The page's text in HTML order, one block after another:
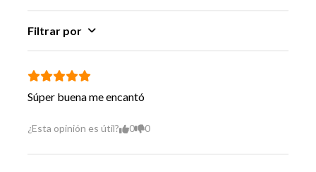
Hecho en
Filtrar por
Súper buena me encantó
¿Esta opinión es útil? 0 0